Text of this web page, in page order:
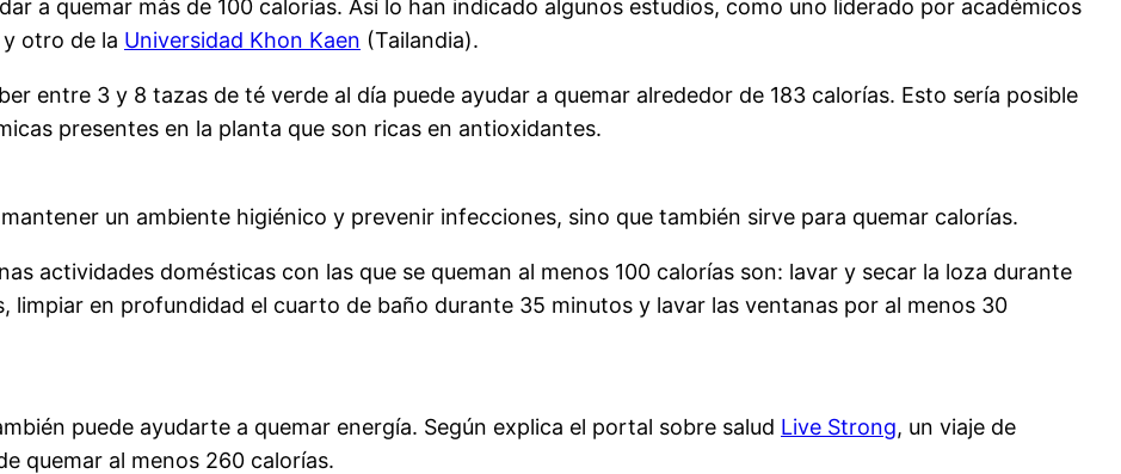
a quemar más de 100 calorías. Así lo han indicado algunos estudios, como uno liderado por académicos
otro de la Universidad Khon Kaen (Tailandia).
entre 3 y 8 tazas de té verde al día puede ayudar a quemar alrededor de 183 calorías. Esto sería posible
presentes en la planta que son ricas en antioxidantes.
un ambiente higiénico y prevenir infecciones, sino que también sirve para quemar calorías.
actividades domésticas con las que se queman al menos 100 calorías son: lavar y secar la loza durante
limpiar en profundidad el cuarto de baño durante 35 minutos y lavar las ventanas por al menos 30
puede ayudarte a quemar energía. Según explica el portal sobre salud Live Strong, un viaje de
quemar al menos 260 calorías.